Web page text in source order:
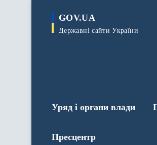
GOV.UA
Державні сайти України
Уряд і органи влади
Пресцентр